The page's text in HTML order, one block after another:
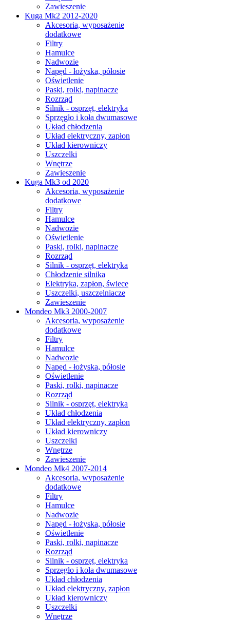
Zawieszenie
Kuga Mk2 2012-2020
Akcesoria, wyposażenie
dodatkowe
Filtry
Hamulce
Nadwozie
Napęd - łożyska, półosie
Oświetlenie
Paski, rolki, napinacze
Rozrząd
Silnik - osprzęt, elektryka
Sprzęgło i koła dwumasowe
Układ chłodzenia
Układ elektryczny, zapłon
Układ kierowniczy
Uszczelki
Wnętrze
Zawieszenie
Kuga Mk3 od 2020
Akcesoria, wyposażenie
dodatkowe
Filtry
Hamulce
Nadwozie
Oświetlenie
Paski, rolki, napinacze
Rozrząd
Silnik - osprzęt, elektryka
Chłodzenie silnika
Elektryka, zapłon, świece
Uszczelki, uszczelniacze
Zawieszenie
Mondeo Mk3 2000-2007
Akcesoria, wyposażenie
dodatkowe
Filtry
Hamulce
Nadwozie
Napęd - łożyska, półosie
Oświetlenie
Paski, rolki, napinacze
Rozrząd
Silnik - osprzęt, elektryka
Układ chłodzenia
Układ elektryczny, zapłon
Układ kierowniczy
Uszczelki
Wnętrze
Zawieszenie
Mondeo Mk4 2007-2014
Akcesoria, wyposażenie
dodatkowe
Filtry
Hamulce
Nadwozie
Napęd - łożyska, półosie
Oświetlenie
Paski, rolki, napinacze
Rozrząd
Silnik - osprzęt, elektryka
Sprzęgło i koła dwumasowe
Układ chłodzenia
Układ elektryczny, zapłon
Układ kierowniczy
Uszczelki
Wnętrze